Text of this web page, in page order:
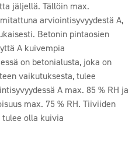
jäljellä. Tällöin max.
arviointisyvyydestä A,
Betonin pintaosien
A kuivempia
on betonialusta, joka on
vaikutuksesta, tulee
A max. 85 % RH ja
max. 75 % RH. Tiiviiden
olla kuivia